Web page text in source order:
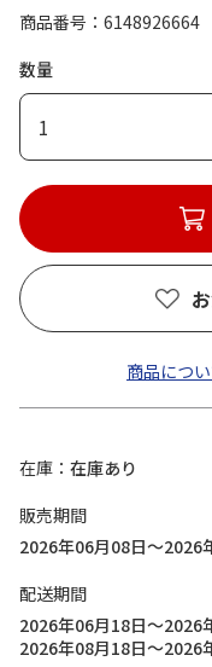
商品番号
6148926664
数量
1
商品につ
在庫
在庫あり
販売期間
2026年06月08日～2026
配送期間
2026年06月18日～2026
2026年08月18日～2026